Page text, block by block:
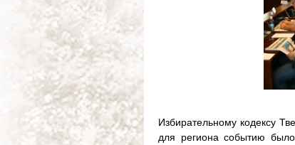
Избирательному кодексу
для региона событию